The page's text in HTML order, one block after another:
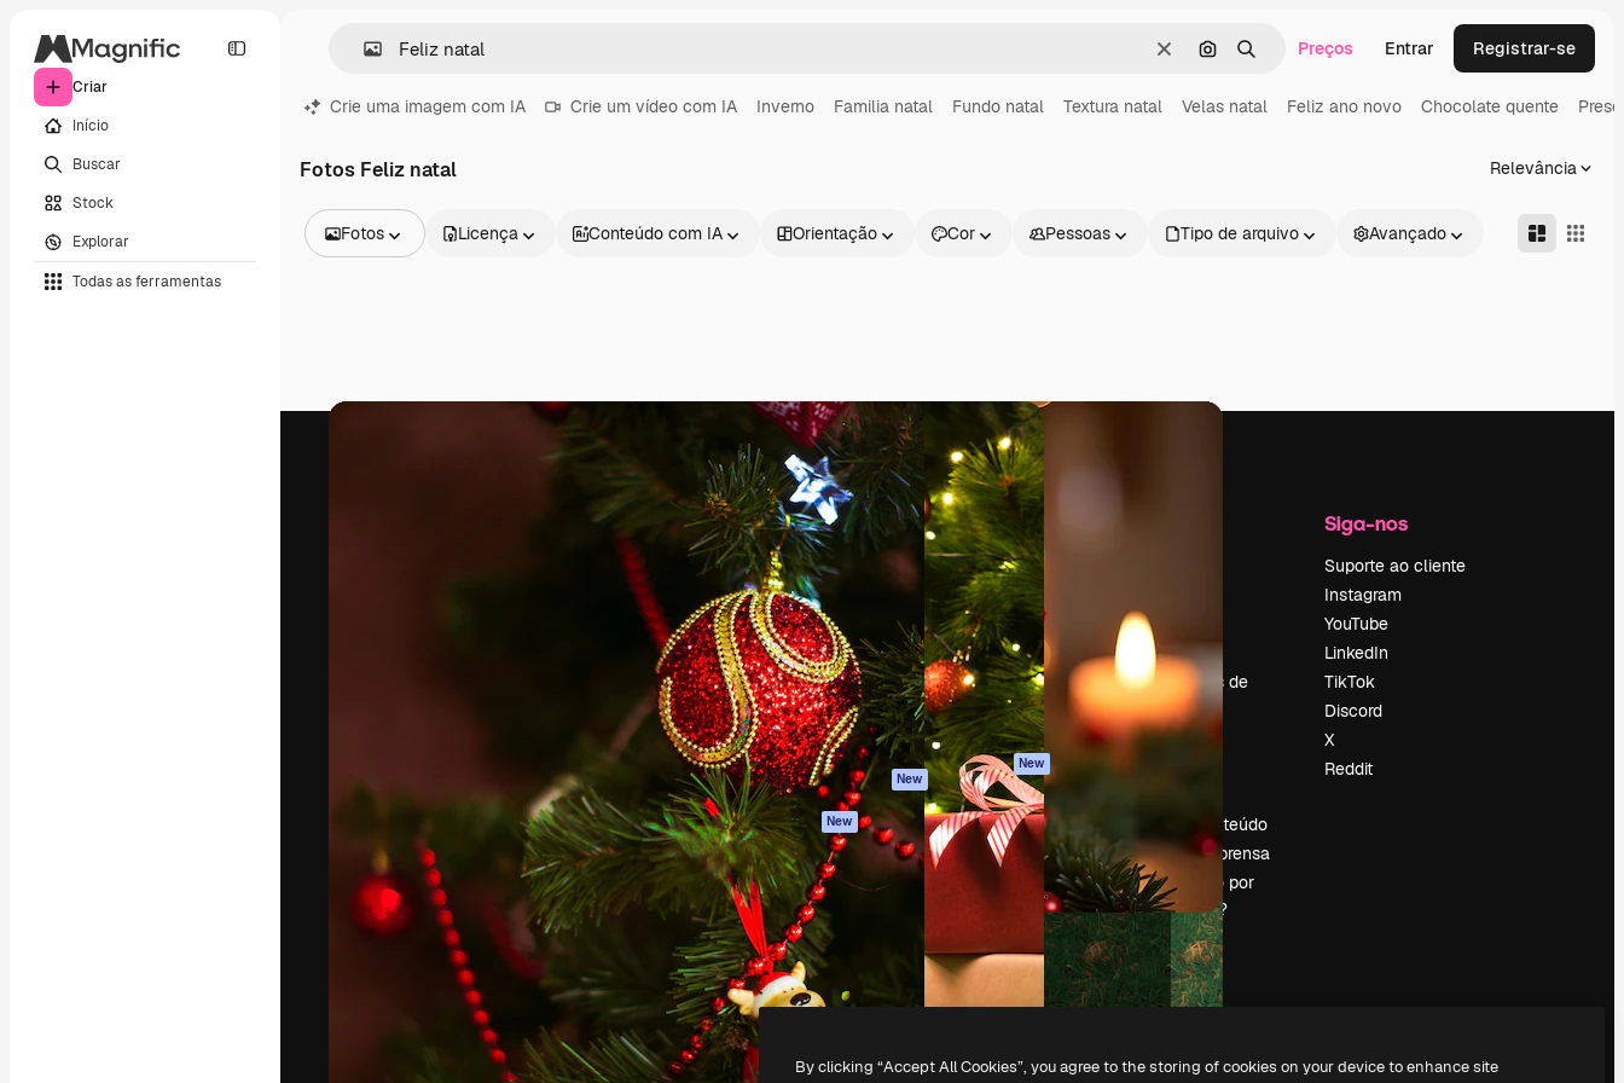
Criar
Início
Buscar
Stock
Explorar
Todas as ferramentas
LimparPesquisar por imagem
BuscarPreços Entrar Registrar-se
Crie uma imagem com IA Crie um vídeo com IA Inverno Familia natal Fundo natal Textura natal Velas natal Feliz ano novo Chocolate quente
Fotos Feliz natal Relevância
Fotos
Vídeos
Licença Conteúdo com IA Orientação Cor Pessoas Tipo de arquivo Avançado
A plataforma criativa para você direcionar
seu melhor trabalho. Mais de 1 milhão de
assinantes entre criativos, empresas,
Produtos
Spaces
Assistente de IA
Gerador de
imagens
Gerador de vídeos
Texto para voz
Conteúdo de stock
MCP para
Claude/ChatGPT
New
Agentes New
API
App móvel
Todas as
ferramentas
Começar
Academy
Documentação
Atendimento
Termos e
condições
Política de
privacidade
Originais New
Política de cookies
Central de
confiabilidade
Afiliados
Empresas
Reviews
Emprego
Tendências de
pesquisa
Blog
Vender conteúdo
Sala de imprensa
Procurando por
magnific.ai?
Siga-nos
Suporte ao cliente
Instagram
YouTube
LinkedIn
TikTok
Discord
X
Reddit
Copyright © 2010- 2026 Freepik Company S.L.U.Todos os direitos reservados.
By clicking “Accept All Cookies”, you agree to the storing of cookies on your device to enhance site